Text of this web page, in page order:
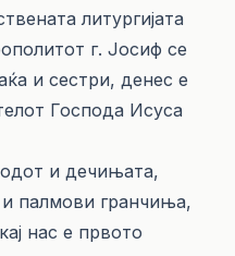
литургијата
г. Јосиф се
и сестри, денес е
Господа Исуса
и дечињата,
палмови гранчиња,
нас е првото